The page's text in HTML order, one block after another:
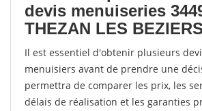
devis menuiseries
THEZAN LES BEZIERS
Il est essentiel d'obtenir plusieurs
menuisiers avant de prendre une
permettra de comparer les prix, les
délais de réalisation et les garanties